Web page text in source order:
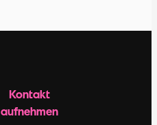
Kontakt
aufnehmen